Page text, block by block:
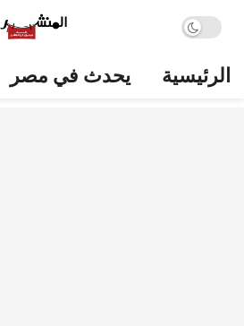
الرئيسية يحدث في مصر